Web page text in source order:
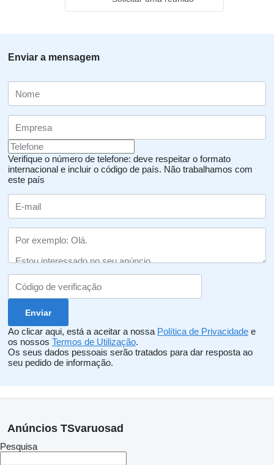
Enviar a mensagem
Verifique o número de telefone: deve respeitar o formato
internacional e incluir o código de país. Não trabalhamos com
este país
Ao clicar aqui, está a aceitar a nossa Política de Privacidade e
os nossos Termos de Utilização.
Os seus dados pessoais serão tratados para dar resposta ao
seu pedido de informação.
Anúncios TSvaruosad
Pesquisa